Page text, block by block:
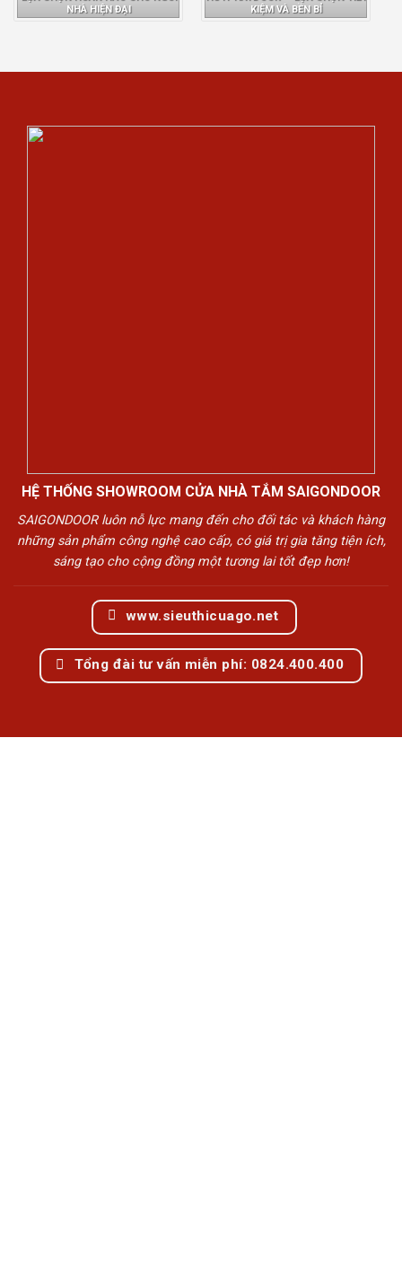
NHÀ HIỆN ĐẠI
KIỆM VÀ BỀN BỈ
HỆ THỐNG SHOWROOM CỬA NHÀ TẮM SAIGONDOOR
SAIGONDOOR luôn nỗ lực mang đến cho đối tác và khách hàng
những sản phẩm công nghệ cao cấp, có giá trị gia tăng tiện ích,
sáng tạo cho cộng đồng một tương lai tốt đẹp hơn!
www.sieuthicuago.net
Tổng đài tư vấn miễn phí: 0824.400.400